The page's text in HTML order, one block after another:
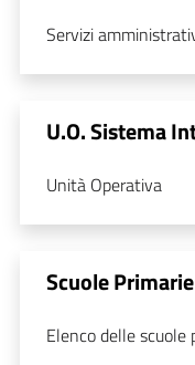
Servizi
U.O. Sistema
Unità Operativa
Scuole
Elenco delle scuole